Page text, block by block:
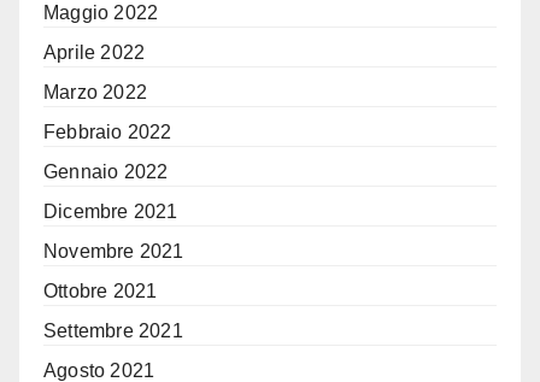
Maggio 2022
Aprile 2022
Marzo 2022
Febbraio 2022
Gennaio 2022
Dicembre 2021
Novembre 2021
Ottobre 2021
Settembre 2021
Agosto 2021